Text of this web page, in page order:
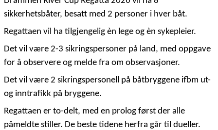
sikkerhetsbåter, besatt med 2 personer i hver båt.
Regattaen vil ha tilgjengelig èn lege og èn sykepleier.
Det vil være 2-3 sikringspersoner på land, med oppgave
for å observere og melde fra om observasjoner.
Det vil være 2 sikringspersonell på båtbryggene ifbm ut-
og inntrafikk på bryggene.
Regattaen er to-delt, med en prolog først der alle
påmeldte stiller. De beste tidene herfra går til dueller.